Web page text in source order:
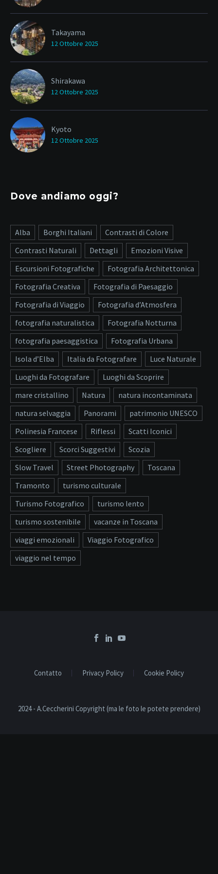
Takayama
12 Ottobre 2025
Shirakawa
12 Ottobre 2025
Kyoto
12 Ottobre 2025
Dove andiamo oggi?
Alba Borghi Italiani
Contrasti di Colore
Contrasti Naturali
Dettagli
Emozioni Visive
Escursioni Fotografiche
Fotografia Architettonica
Fotografia Creativa
Fotografia di Paesaggio
Fotografia di Viaggio
Fotografia d’Atmosfera
fotografia naturalistica
Fotografia Notturna
fotografia paesaggistica
Fotografia Urbana
Isola d’Elba
Italia da Fotografare
Luce Naturale
Luoghi da Fotografare
Luoghi da Scoprire
mare cristallino
Natura
natura incontaminata
natura selvaggia
Panorami
patrimonio UNESCO
Polinesia Francese
Riflessi
Scatti Iconici
Scogliere
Scorci Suggestivi
Scozia
Slow Travel
Street Photography
Toscana
Tramonto
turismo culturale
Turismo Fotografico
turismo lento
turismo sostenibile
vacanze in Toscana
viaggi emozionali
Viaggio Fotografico
viaggio nel tempo
Contatto Privacy Policy Cookie Policy
2024 - A.Ceccherini Copyright (ma le foto le potete prendere)